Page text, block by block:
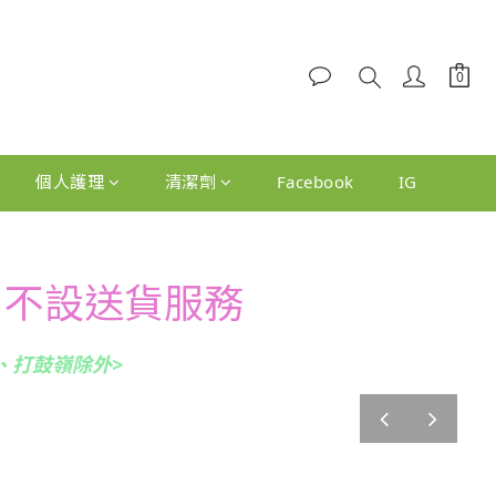
個人護理 清潔劑 Facebook IG
設送貨服務
打鼓嶺除外>
prev next